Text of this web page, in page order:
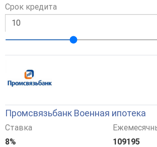
Срок кредита
Промсвязьбанк Военная ипотека
Ставка
8%
109195